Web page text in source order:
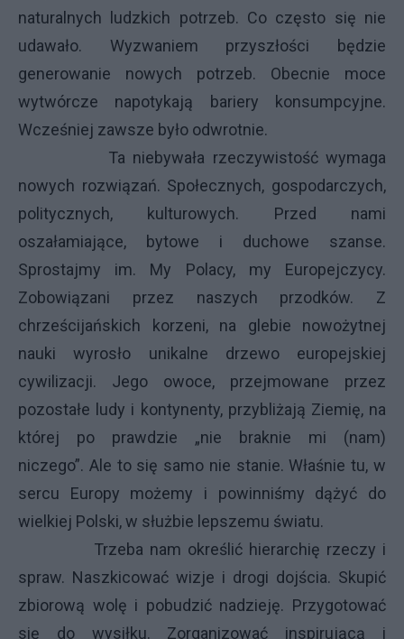
naturalnych ludzkich potrzeb. Co często się nie
udawało. Wyzwaniem przyszłości będzie
generowanie nowych potrzeb. Obecnie moce
wytwórcze napotykają bariery konsumpcyjne.
Wcześniej zawsze było odwrotnie.
Ta niebywała rzeczywistość wymaga
nowych rozwiązań. Społecznych, gospodarczych,
politycznych, kulturowych. Przed nami
oszałamiające, bytowe i duchowe szanse.
Sprostajmy im. My Polacy, my Europejczycy.
Zobowiązani przez naszych przodków. Z
chrześcijańskich korzeni, na glebie nowożytnej
nauki wyrosło unikalne drzewo europejskiej
cywilizacji. Jego owoce, przejmowane przez
pozostałe ludy i kontynenty, przybliżają Ziemię, na
której po prawdzie „nie braknie mi (nam)
niczego”. Ale to się samo nie stanie. Właśnie tu, w
sercu Europy możemy i powinniśmy dążyć do
wielkiej Polski, w służbie lepszemu światu.
Trzeba nam określić hierarchię rzeczy i
spraw. Naszkicować wizje i drogi dojścia. Skupić
zbiorową wolę i pobudzić nadzieję. Przygotować
się do wysiłku. Zorganizować inspirującą i